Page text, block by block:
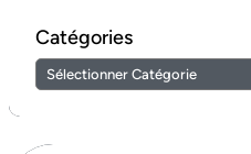
Catégories